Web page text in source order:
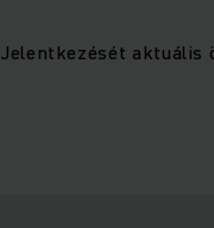
Jelentkezését aktuális